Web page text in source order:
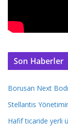
Son Haberler
Borusan Next
Stellantis
Hafif ticaride yerli